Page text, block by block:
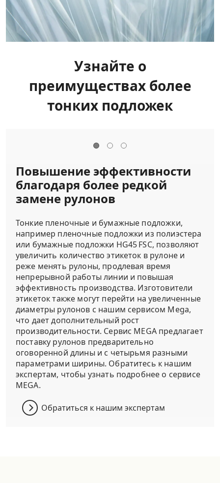
Узнайте о
преимуществах более
тонких подложек
Повышение эффективности
благодаря более редкой
замене рулонов
Тонкие пленочные и бумажные подложки,
например пленочные подложки из полиэстера
или бумажные подложки HG45 FSC, позволяют
увеличить количество этикеток в рулоне и
реже менять рулоны, продлевая время
непрерывной работы линии и повышая
эффективность производства. Изготовители
этикеток также могут перейти на увеличенные
диаметры рулонов с нашим сервисом Mega,
что дает дополнительный рост
производительности. Сервис MEGA предлагает
поставку рулонов предварительно
оговоренной длины и с четырьмя разными
параметрами ширины. Обратитесь к нашим
экспертам, чтобы узнать подробнее о сервисе
MEGA.
Обратиться к нашим экспертам